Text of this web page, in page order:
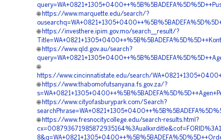
🌐 https://www.marquette.edu/search/?
🌐 https://investhere.ipim.gov.mo/search__result/?
🌐 https://www.qld.gov.au/search?
🌐
https://www.cincinnatistate.edu/search/
🌐 https://www.thabomofutsanyana.fs.gov.za/?
🌐 https://www.cityofasburypark.com/Search?
🌐 https://www.fresnocitycollege.edu/search-results.html?